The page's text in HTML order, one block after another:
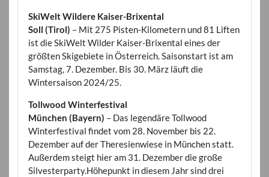
SkiWelt Wildere Kaiser-Brixental
Soll (Tirol) – Mit 275 Pisten-Kilometern und 81 Liften
ist die SkiWelt Wilder Kaiser-Brixental eines der
größten Skigebiete in Österreich. Saisonstart ist am
Samstag, 7. Dezember. Bis 30. März läuft die
Wintersaison 2024/25.
Tollwood Winterfestival
München (Bayern) – Das legendäre Tollwood
Winterfestival findet vom 28. November bis 22.
Dezember auf der Theresienwiese in München statt.
Außerdem steigt hier am 31. Dezember die große
Silvesterparty.Höhepunkt in diesem Jahr sind drei